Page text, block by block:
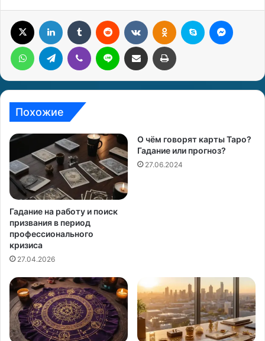
Похожие
Гадание на работу и поиск
призвания в период
профессионального
кризиса
27.04.2026
О чём говорят карты Таро?
Гадание или прогноз?
27.06.2024